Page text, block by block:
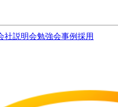
社説明会勉強会事例採用